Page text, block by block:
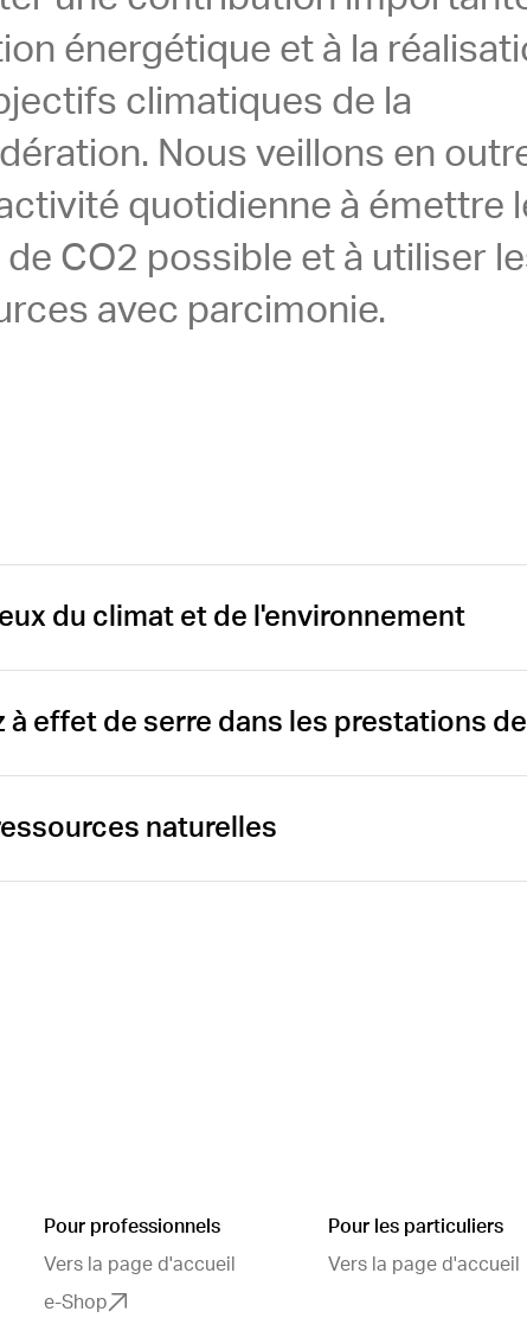
énergétique et à la
climatiques de la
Nous veillons en
quotidienne à émettre
CO2 possible et à utiliser
avec parcimonie.
du climat et de l'environnement
Öffnen
à effet de serre dans les prestations
Öffnen
naturellesÖffnen
Pour professionnels
Vers la page d'accueil
e-Shop
Pour les particuliers
Vers la page d'accueil